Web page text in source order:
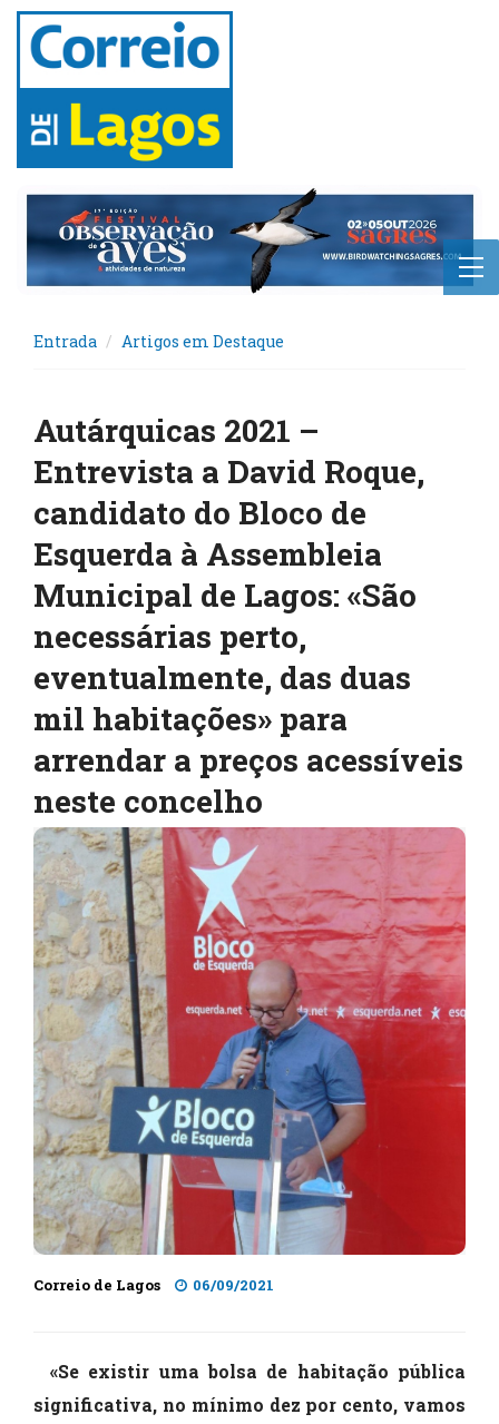
Entrada Artigos em Destaque
Autárquicas 2021 –
Entrevista a David Roque,
candidato do Bloco de
Esquerda à Assembleia
Municipal de Lagos: «São
necessárias perto,
eventualmente, das duas
mil habitações» para
arrendar a preços acessíveis
neste concelho
Correio de Lagos 06/09/2021
«Se existir uma bolsa de habitação pública
significativa, no mínimo dez por cento, vamos